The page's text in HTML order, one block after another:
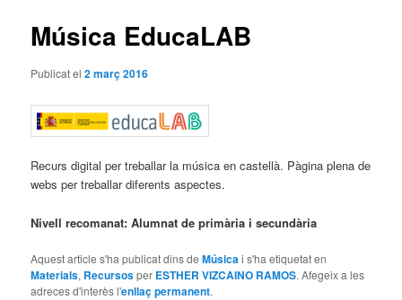
Música EducaLAB
Publicat el2 març 2016
Recurs digital per treballar la música en castellà. Pàgina plena de
webs per treballar diferents aspectes.
Nivell recomanat: Alumnat de primària i secundària
Aquest article s'ha publicat dins deMúsicai s'ha etiquetat en
Materials, Recursosper ESTHER VIZCAINO RAMOS. Afegeix a les
adreces d'interès l'enllaç permanent.